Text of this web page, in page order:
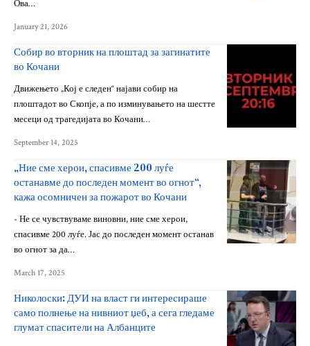
Ова…
January 21, 2026
Собир во вторник на плоштад за загинатите
во Кочани
Движењето „Кој е следен“ најави собир на
плоштадот во Скопје, а по изминувањето на шестте
месеци од трагедијата во Кочани…
September 14, 2025
„Ние сме херои, спасивме 200 луѓе
останавме до последен момент во огнот“,
кажа осомничен за пожарот во Кочани
- Не се чувствуваме виновни, ние сме херои,
спасивме 200 луѓе. Јас до последен момент останав
во огнот за да…
March 17, 2025
Николоски: ДУИ на власт ги интересираше
само полнење на нивниот џеб, а сега гледаме
глумат спасители на Албанците